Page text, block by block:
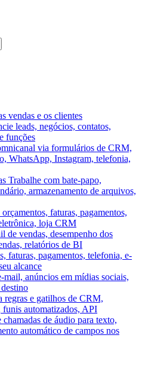
vendas e os clientes
leads, negócios, contatos,
funções
via formulários de CRM,
WhatsApp, Instagram, telefonia,
Trabalhe com bate-papo,
armazenamento de arquivos,
faturas, pagamentos,
loja CRM
de vendas, desempenho dos
relatórios de BI
faturas, pagamentos, telefonia, e-
alcance
mail, anúncios em mídias sociais,
regras e gatilhos de CRM,
automatizados, API
chamadas de áudio para texto,
automático de campos nos